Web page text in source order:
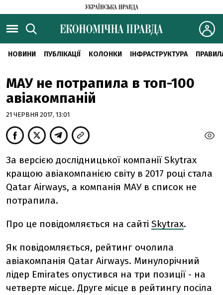
НОВИНИ ПУБЛІКАЦІЇ КОЛОНКИ ІНФРАСТРУКТУРА
МАУ не потрапила в топ-100
авіакомпаній
21 ЧЕРВНЯ 2017, 13:01
За версією дослідницької компанії Skytrax
кращою авіакомпанією світу в 2017 році стала
Qatar Airways, а компанія МАУ в список не
потрапила.
Про це повідомляється на сайті Skytrax.
Як повідомляється, рейтинг очолила
авіакомпанія Qatar Airways. Минулорічний
лідер Emirates опустився на три позиції - на
четверте місце. Друге місце в рейтингу посіла